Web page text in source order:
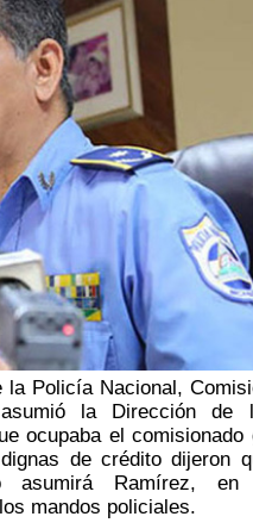
la Policía Nacional,
la Dirección de
ocupaba el comisionado
de crédito dijeron
asumirá Ramírez, en
mandos policiales.